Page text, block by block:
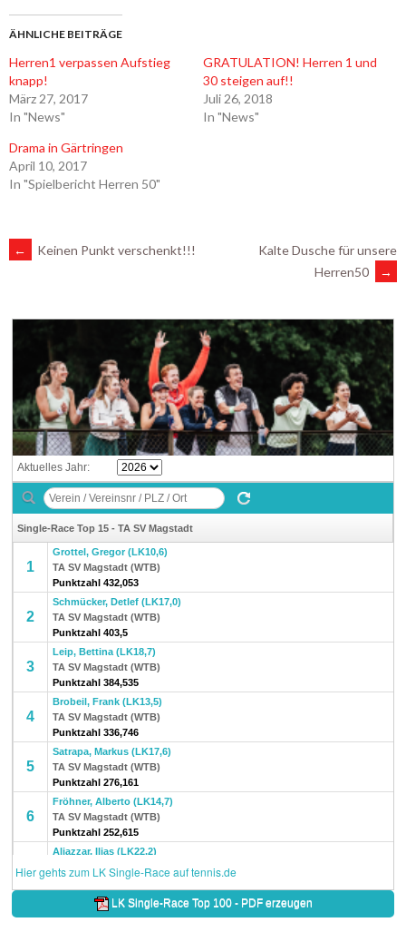
ÄHNLICHE BEITRÄGE
Herren1 verpassen Aufstieg
knapp!
März 27, 2017
In "News"
GRATULATION! Herren 1 und
30 steigen auf!!
Juli 26, 2018
In "News"
Drama in Gärtringen
April 10, 2017
In "Spielbericht Herren 50"
ARTIKEL-
NAVIGATION
← Keinen Punkt verschenkt!!!
Kalte Dusche für unsere
Herren50
→